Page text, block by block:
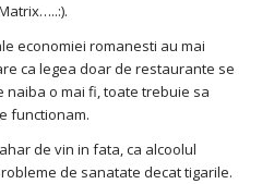
economiei romanesti au mai
ca legea doar de restaurante se
naiba o mai fi, toate trebuie sa
functionam.
de vin in fata, ca alcoolul
de sanatate decat tigarile.